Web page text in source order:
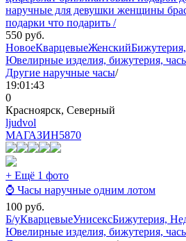
наручные для девушки женщины
подарки что подарить /
550 руб.
НовоеКварцевыеЖенский
Ювелирные изделия, бижутерия,
Другие наручные часы/
19:01:43
0
Красноярск, Северный
ljudvol
МАГАЗИН5870
+ Ещё 1 фото
⌚ Часы наручные одним лотом
100 руб.
Б/уКварцевыеУнисексБижутерия,
Ювелирные изделия, бижутерия,